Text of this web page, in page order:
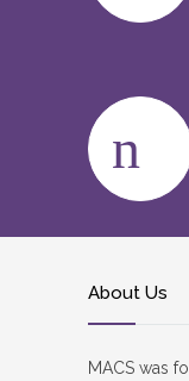
About Us
MACS was